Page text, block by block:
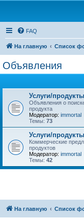
FAQ
На главную Список
Объявления
Услуги/
Объявления о
продукта
Модератор: immortal
Темы: 73
Услуги/
Коммерческие
продуктов
Модератор: immortal
Темы: 42
На главную Список